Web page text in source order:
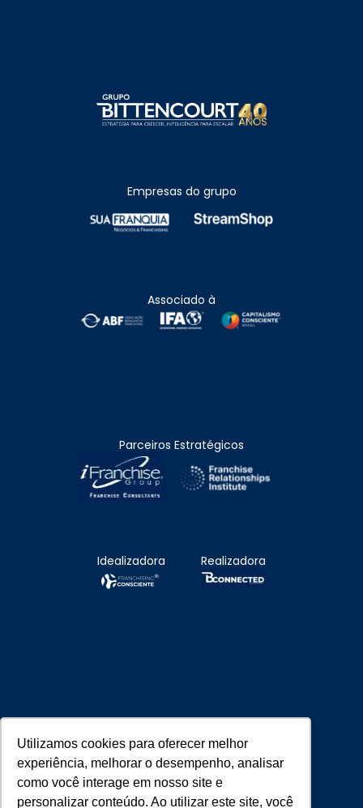
Utilizamos cookies para oferecer melhor
experiência, melhorar o desempenho, analisar
como você interage em nosso site e
personalizar conteúdo. Ao utilizar este site, você
Empresas do grupo
Associado à
Parceiros Estratégicos
Idealizadora Realizadora
Parceiros Estratégicos